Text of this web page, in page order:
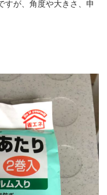
すが、角度や大きさ、申